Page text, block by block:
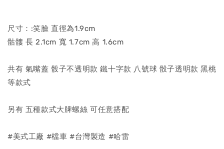
尺寸：:笑臉 直徑為1.9cm
骷髏 長 2.1cm 寬 1.7cm 高 1.6cm
共有 氣嘴蓋 骰子不透明款 鐵十字款 八號球 骰子透明款 黑桃
等款式
另有 五種款式大牌螺絲 可任意搭配
#美式工廠 #檔車 #台灣製造 #哈雷